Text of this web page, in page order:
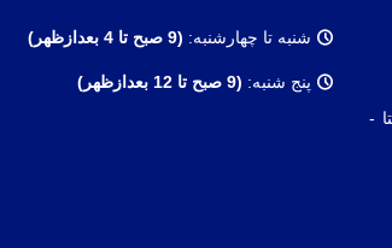
-
شنبه تا چهارشنبه: (9 صبح تا 4 بعدازظهر)
پنج شنبه: (9 صبح تا 12 بعدازظهر)